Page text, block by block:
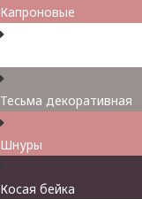
Капроновые
Тесьма декоративная
Шнуры
Косая бейка